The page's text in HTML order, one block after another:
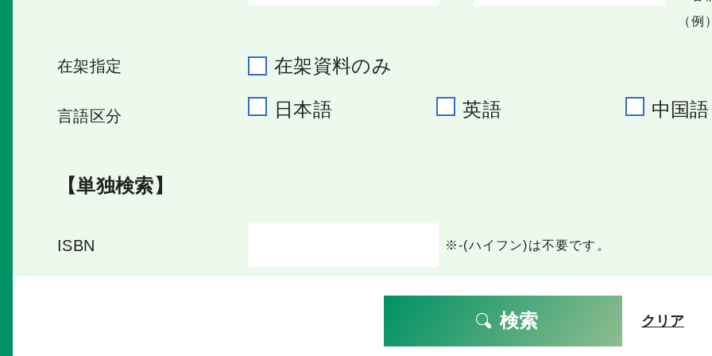
（
在架指定 在架資料のみ
言語区分 日本語 英語 中国語
【単独検索】
ISBN ※-(ハイフン)は不要です。
検索 クリア